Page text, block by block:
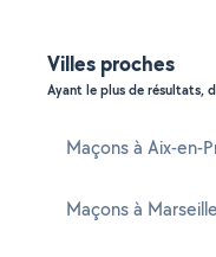
Villes proches
Ayant le plus de résultats,
Maçons à Aix-en-
Maçons à